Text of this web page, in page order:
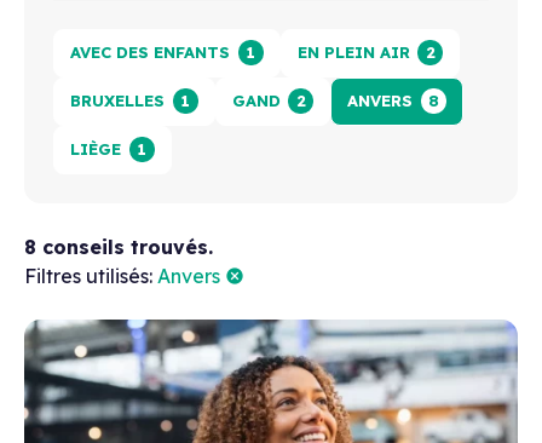
AVEC DES ENFANTS 1 EN PLEIN AIR 2
BRUXELLES 1 GAND 2 ANVERS 8
LIÈGE 1
8 conseils trouvés.
Filtres utilisés: Anvers